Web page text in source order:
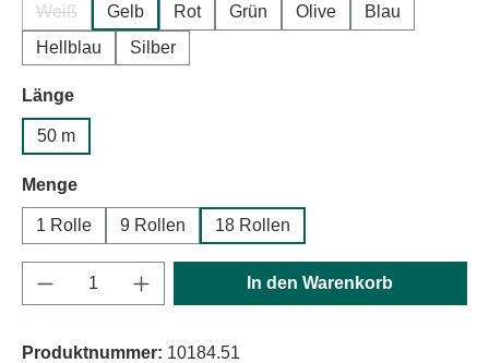
Weiß
(Diese Option ist zurzeit nicht verfügbar.)
Gelb Rot Grün Olive
Blau
Hellblau
Silber
Längeauswählen
50 m
Mengeauswählen
1 Rolle 9 Rollen 18 Rollen
Produkt Anzahl: Gib den gewünschten
In den Warenkorb
Produktnummer: 10184.51